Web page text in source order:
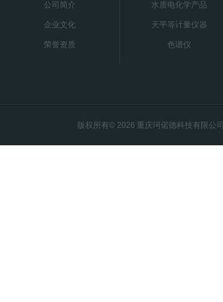
公司简介
企业文化
荣誉资质
水质电化学产品
天平等计量仪器
色谱仪
版权所有© 2026 重庆珂偌德科技有限